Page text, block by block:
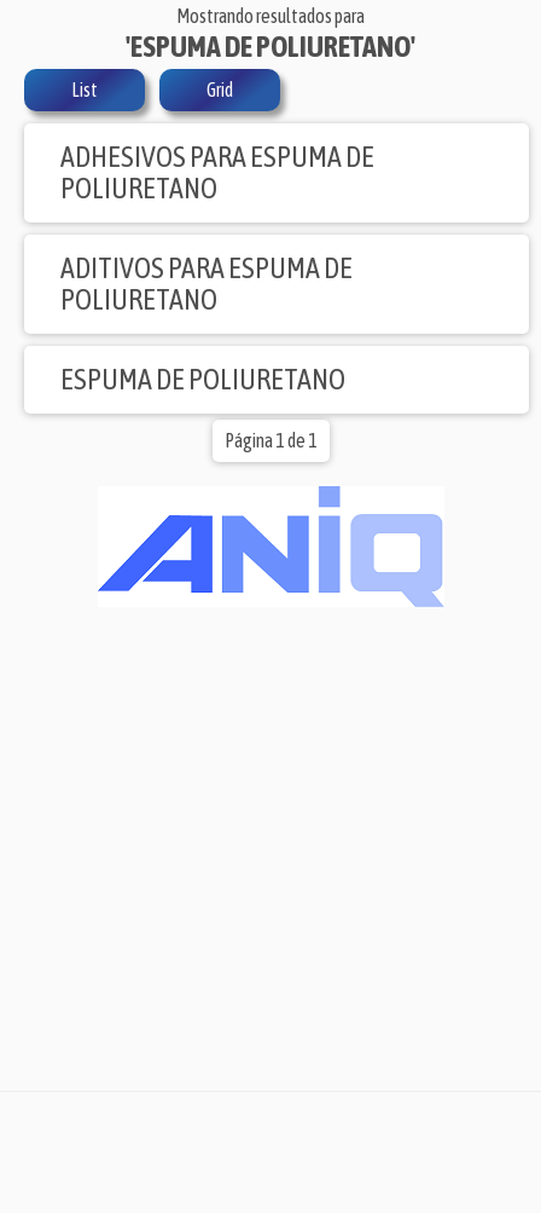
Mostrando resultados para
'ESPUMA DE POLIURETANO'
List Grid
ADHESIVOS PARA ESPUMA DE
POLIURETANO
ADITIVOS PARA ESPUMA DE
POLIURETANO
ESPUMA DE POLIURETANO
Página 1 de 1